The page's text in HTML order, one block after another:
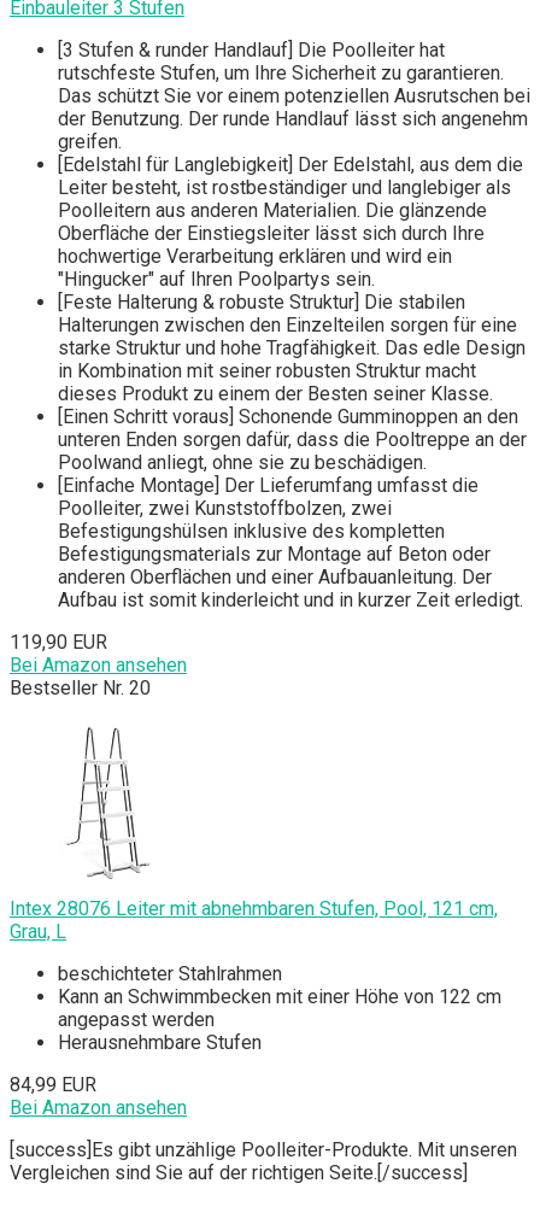
Einbauleiter 3 Stufen
[3 Stufen & runder Handlauf] Die Poolleiter hat
rutschfeste Stufen, um Ihre Sicherheit zu garantieren.
Das schützt Sie vor einem potenziellen Ausrutschen bei
der Benutzung. Der runde Handlauf lässt sich angenehm
greifen.
[Edelstahl für Langlebigkeit] Der Edelstahl, aus dem die
Leiter besteht, ist rostbeständiger und langlebiger als
Poolleitern aus anderen Materialien. Die glänzende
Oberfläche der Einstiegsleiter lässt sich durch Ihre
hochwertige Verarbeitung erklären und wird ein
"Hingucker" auf Ihren Poolpartys sein.
[Feste Halterung & robuste Struktur] Die stabilen
Halterungen zwischen den Einzelteilen sorgen für eine
starke Struktur und hohe Tragfähigkeit. Das edle Design
in Kombination mit seiner robusten Struktur macht
dieses Produkt zu einem der Besten seiner Klasse.
[Einen Schritt voraus] Schonende Gumminoppen an den
unteren Enden sorgen dafür, dass die Pooltreppe an der
Poolwand anliegt, ohne sie zu beschädigen.
[Einfache Montage] Der Lieferumfang umfasst die
Poolleiter, zwei Kunststoffbolzen, zwei
Befestigungshülsen inklusive des kompletten
Befestigungsmaterials zur Montage auf Beton oder
anderen Oberflächen und einer Aufbauanleitung. Der
Aufbau ist somit kinderleicht und in kurzer Zeit erledigt.
119,90 EUR
Bei Amazon ansehen
Bestseller Nr. 20
Intex 28076 Leiter mit abnehmbaren Stufen, Pool, 121 cm,
Grau, L
beschichteter Stahlrahmen
Kann an Schwimmbecken mit einer Höhe von 122 cm
angepasst werden
Herausnehmbare Stufen
84,99 EUR
Bei Amazon ansehen
[success]Es gibt unzählige Poolleiter-Produkte. Mit unseren
Vergleichen sind Sie auf der richtigen Seite.[/success]